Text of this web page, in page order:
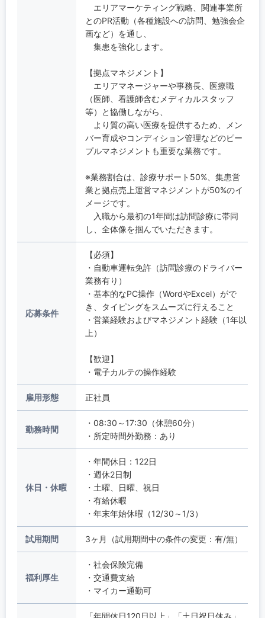
エリアマーケティング戦略、関連事業所
とのPR活動（各種施設への訪問、勉強会企
画など）を通し、
集患を強化します。
【拠点マネジメント】
エリアマネージャーや事務長、医療職
（医師、看護師含むメディカルスタッフ
等）と協働しながら、
より質の高い医療を提供するため、メン
バー育成やコンディション管理などのピー
プルマネジメントも重要な業務です。
※業務割合は、診療サポート50%、集患営
業と拠点売上運営マネジメントが50%のイ
メージです。
入職から最初の1年間は訪問診療に帯同
し、全体像を掴んでいただきます。
応募条件
【必須】
・自動車運転免許（訪問診療のドライバー
業務有り）
・基本的なPC操作（WordやExcel）がで
き、タイピングをスムーズに行えること
・営業経験およびマネジメント経験（1年以
上）
【歓迎】
・電子カルテの操作経験
雇用形態 正社員
勤務時間
・08:30～17:30（休憩60分）
・所定時間外勤務：あり
休日・休暇
・年間休日：122日
・週休2日制
・土曜、日曜、祝日
・有給休暇
・年末年始休暇（12/30～1/3）
試用期間 3ヶ月（試用期間中の条件の変更：有/無）
福利厚生
・社会保険完備
・交通費支給
・マイカー通勤可
「年間休日120日以上」「土日祝日休み」